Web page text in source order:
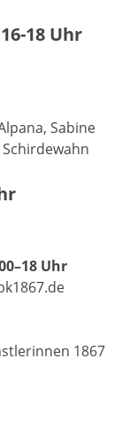
18 Uhr
Sabine
Uhr
1867